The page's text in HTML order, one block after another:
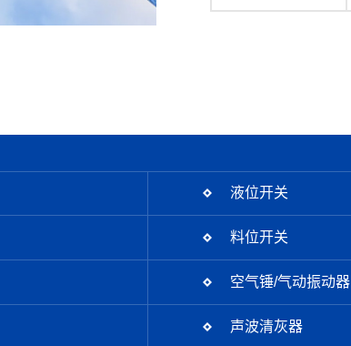
液位开关
料位开关
空气锤/气动振动器
声波清灰器